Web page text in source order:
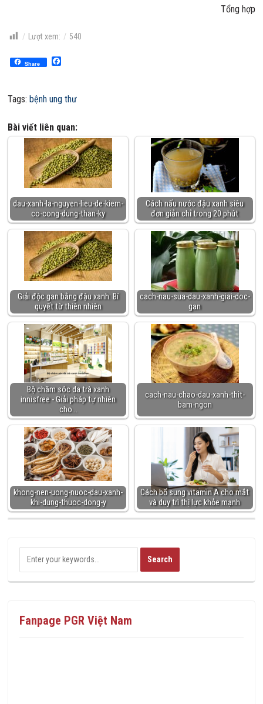
Tổng hợp
Lượt xem: 540
Share
Tags: bệnh ung thư
Bài viết liên quan:
dau-xanh-la-nguyen-lieu-de-kiem-
co-cong-dung-than-ky
Cách nấu nước đậu xanh siêu
đơn giản chỉ trong 20 phút
Giải độc gan bằng đậu xanh: Bí
quyết từ thiên nhiên
cach-nau-sua-dau-xanh-giai-doc-
gan
Bộ chăm sóc da trà xanh
innisfree - Giải pháp tự nhiên
cho…
cach-nau-chao-dau-xanh-thit-
bam-ngon
khong-nen-uong-nuoc-dau-xanh-
khi-dung-thuoc-dong-y
Cách bổ sung vitamin A cho mắt
và duy trì thị lực khỏe mạnh
Fanpage PGR Việt Nam